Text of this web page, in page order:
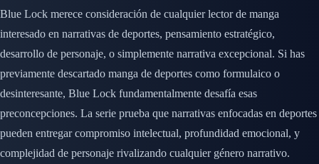
Blue Lock merece consideración de cualquier lector de manga
interesado en narrativas de deportes, pensamiento estratégico,
desarrollo de personaje, o simplemente narrativa excepcional. Si has
previamente descartado manga de deportes como formulaico o
desinteresante, Blue Lock fundamentalmente desafía esas
preconcepciones. La serie prueba que narrativas enfocadas en deportes
pueden entregar compromiso intelectual, profundidad emocional, y
complejidad de personaje rivalizando cualquier género narrativo.